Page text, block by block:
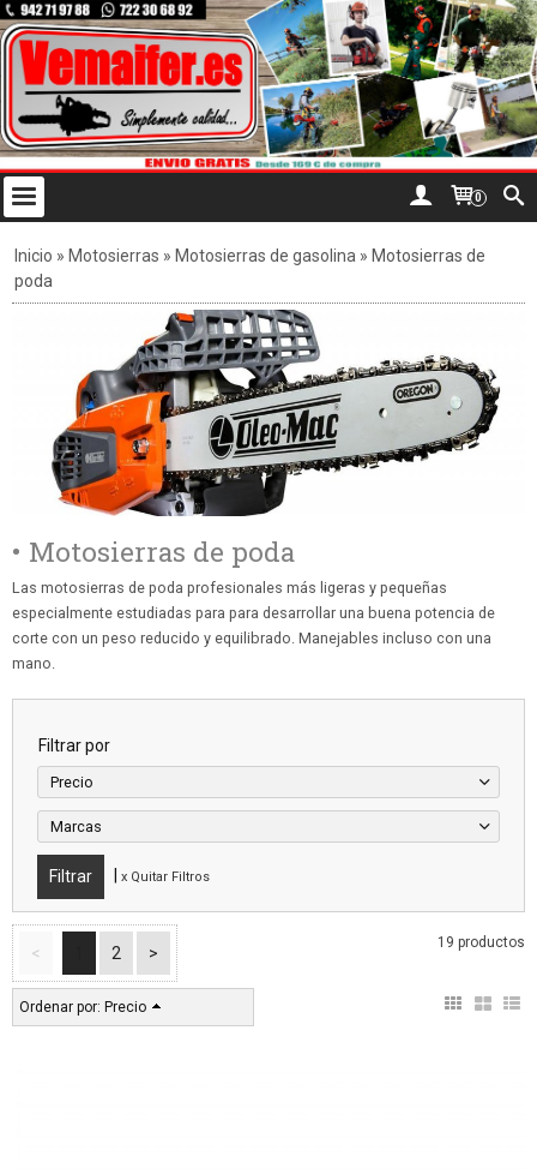
0
Inicio » Motosierras » Motosierras de gasolina » Motosierras de
poda
• Motosierras de poda
Las motosierras de poda profesionales más ligeras y pequeñas
especialmente estudiadas para para desarrollar una buena potencia de
corte con un peso reducido y equilibrado. Manejables incluso con una
mano.
Filtrar por
Precio
Marcas
x Quitar Filtros
< 2 >
19 productos
Ordenar por: Precio